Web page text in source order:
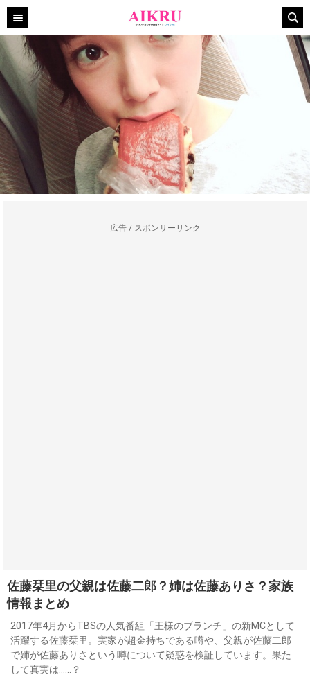
広告 / スポンサーリンク
佐藤栞里の父親は佐藤二郎？姉は佐藤ありさ？家族
情報まとめ
2017年4月からTBSの人気番組「王様のブランチ」の新MCとして
活躍する佐藤栞里。実家が超金持ちである噂や、父親が佐藤二郎
で姉が佐藤ありさという噂について疑惑を検証しています。果た
して真実は……？